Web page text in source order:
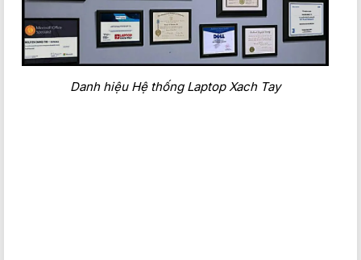
Danh hiệu Hệ thống Laptop Xach Tay